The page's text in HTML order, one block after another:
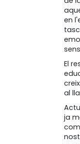
en
El
al
ja